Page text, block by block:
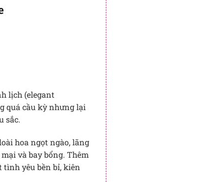
lịch (elegant
quá cầu kỳ nhưng lại
sắc.
hoa ngọt ngào, lãng
và bay bổng. Thêm
tình yêu bền bỉ, kiên